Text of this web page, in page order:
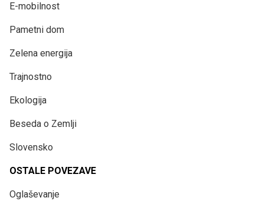
E-mobilnost
Pametni dom
Zelena energija
Trajnostno
Ekologija
Beseda o Zemlji
Slovensko
OSTALE POVEZAVE
Oglaševanje